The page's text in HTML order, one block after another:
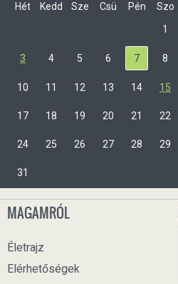
Hét Kedd Sze Csü Pén Szo
1
3 4 5 6 7 8
10 11 12 13 14 15
17 18 19 20 21 22
24 25 26 27 28 29
31
MAGAMRÓL
Életrajz
Elérhetőségek